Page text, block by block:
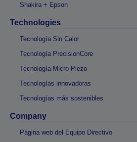
Shakira + Epson
Technologies
Tecnología Sin Calor
Tecnología PrecisionCore
Tecnología Micro Piezo
Tecnologías innovadoras
Tecnologías más sostenibles
Company
Página web del Equipo Directivo